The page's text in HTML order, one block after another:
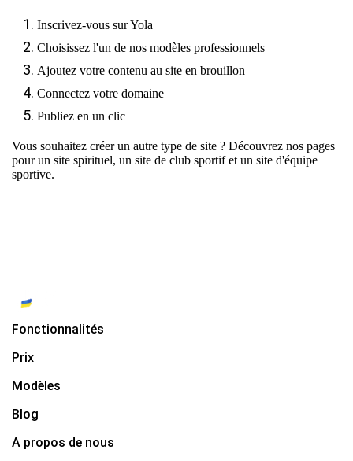
Inscrivez-vous sur Yola
Choisissez l'un de nos modèles professionnels
Ajoutez votre contenu au site en brouillon
Connectez votre domaine
Publiez en un clic
Vous souhaitez créer un autre type de site ? Découvrez nos pages
pourun site spirituel, un site de club sportifet un site d'équipe
sportive.
Fonctionnalités
Prix
Modèles
Blog
A propos de nous